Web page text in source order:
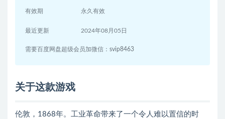
有效期 永久有效
最近更新 2024年08月05日
需要百度网盘超级会员加微信：svip8463
关于这款游戏
伦敦，1868年。工业革命带来了一个令人难以置信的时